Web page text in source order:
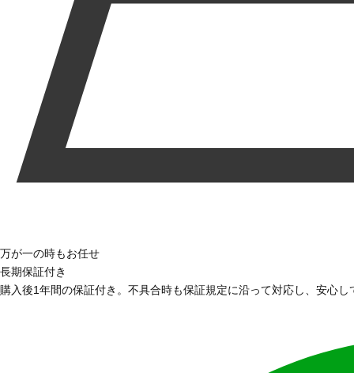
万が一の時もお任せ
長期保証付き
購入後1年間の保証付き。不具合時も保証規定に沿って対応し、安心